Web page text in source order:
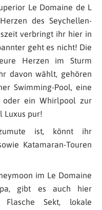
Le Domaine de L
des Seychellen-
verbringt ihr hier in
geht es nicht! Die
Herzen im Sturm
davon wählt, gehören
Swimming-Pool, eine
oder ein Whirlpool zur
Luxus pur!
ist, könnt ihr
Katamaran-Touren
im Le Domaine
gibt es auch hier
Sekt, lokale